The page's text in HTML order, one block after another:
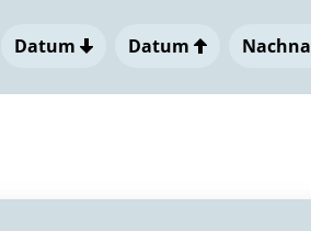
Datum Datum